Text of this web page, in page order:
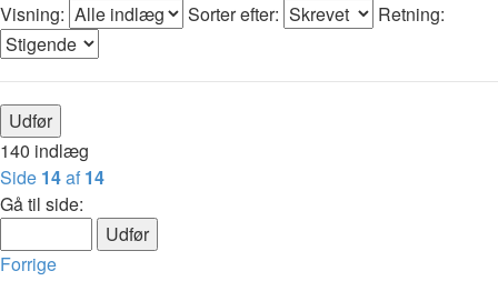
Visning:
Sorter efter: Retning:
140 indlæg
Side 14af 14
Gå til side:
Forrige